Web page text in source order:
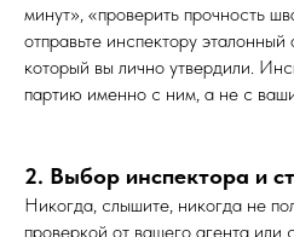
минут», «проверить прочность
отправьте инспектору
который вы лично утвердили.
партию именно с ним, а не с
2. Выбор инспектора и
Никогда, слышите, никогда не
проверкой от вашего агента